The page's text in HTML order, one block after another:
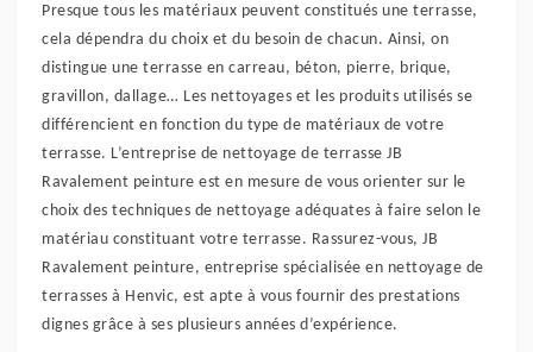
Presque tous les matériaux peuvent constitués une terrasse,
cela dépendra du choix et du besoin de chacun. Ainsi, on
distingue une terrasse en carreau, béton, pierre, brique,
gravillon, dallage… Les nettoyages et les produits utilisés se
différencient en fonction du type de matériaux de votre
terrasse. L’entreprise de nettoyage de terrasse JB
Ravalement peinture est en mesure de vous orienter sur le
choix des techniques de nettoyage adéquates à faire selon le
matériau constituant votre terrasse. Rassurez-vous, JB
Ravalement peinture, entreprise spécialisée en nettoyage de
terrasses à Henvic, est apte à vous fournir des prestations
dignes grâce à ses plusieurs années d’expérience.